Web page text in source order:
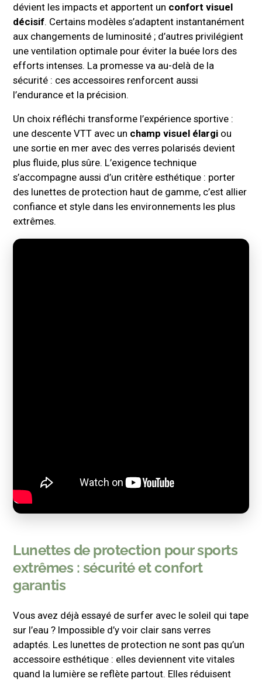
dévient les impacts et apportent un confort visuel
décisif. Certains modèles s’adaptent instantanément
aux changements de luminosité ; d’autres privilégient
une ventilation optimale pour éviter la buée lors des
efforts intenses. La promesse va au-delà de la
sécurité : ces accessoires renforcent aussi
l’endurance et la précision.
Un choix réfléchi transforme l’expérience sportive :
une descente VTT avec un champ visuel élargi ou
une sortie en mer avec des verres polarisés devient
plus fluide, plus sûre. L’exigence technique
s’accompagne aussi d’un critère esthétique : porter
des lunettes de protection haut de gamme, c’est allier
confiance et style dans les environnements les plus
extrêmes.
Lunettes de protection pour sports
extrêmes : sécurité et confort
garantis
Vous avez déjà essayé de surfer avec le soleil qui tape
sur l’eau ? Impossible d’y voir clair sans verres
adaptés. Les lunettes de protection ne sont pas qu’un
accessoire esthétique : elles deviennent vite vitales
quand la lumière se reflète partout. Elles réduisent